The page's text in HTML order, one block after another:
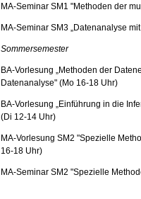
MA-Seminar SM1 "Methoden der
MA-Seminar SM3 „Datenanalyse
Sommersemester
BA-Vorlesung „Methoden der
Datenanalyse" (Mo 16-18 Uhr)
BA-Vorlesung „Einführung in die
(Di 12-14 Uhr)
MA-Vorlesung SM2 "Spezielle
16-18 Uhr)
MA-Seminar SM2 "Spezielle